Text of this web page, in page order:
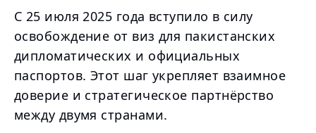
С 25 июля 2025 года вступило в силу
освобождение от виз для пакистанских
дипломатических и официальных
паспортов. Этот шаг укрепляет взаимное
доверие и стратегическое партнёрство
между двумя странами.